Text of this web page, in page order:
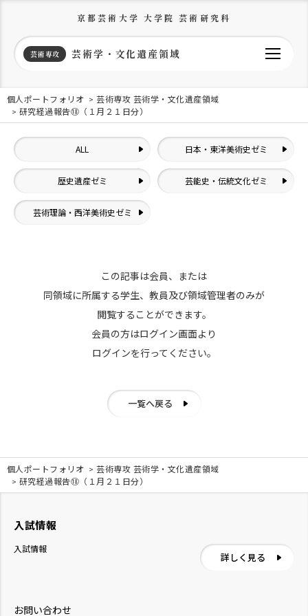
京都芸術大学 大学院 芸術研究科
芸術専攻 芸術学・文化遺産領域
個人ポートフォリオ
芸術専攻 芸術学・文化遺産領域
研究経過報告⑱（１月２１日分）
ALL 日本・東洋美術史ゼミ
歴史遺産ゼミ 芸能史・伝統文化ゼミ
芸術理論・西洋美術史ゼミ
この記事は会員、または
同領域に所属する学生、教員及び領域管理者のみが
閲覧することができます。
会員の方はログイン画面より
ログインを行ってください。
一覧へ戻る
個人ポートフォリオ
芸術専攻 芸術学・文化遺産領域
研究経過報告⑱（１月２１日分）
お問い合わせ
入試情報
入試情報
詳しく見る